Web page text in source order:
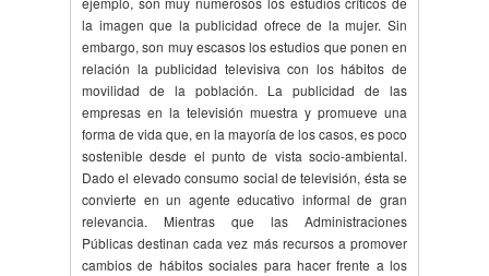
la imagen que la publicidad ofrece de la mujer. Sin
embargo, son muy escasos los estudios que ponen en
relación la publicidad televisiva con los hábitos de
movilidad de la población. La publicidad de las
empresas en la televisión muestra y promueve una
forma de vida que, en la mayoría de los casos, es poco
sostenible desde el punto de vista socio-ambiental.
Dado el elevado consumo social de televisión, ésta se
convierte en un agente educativo informal de gran
relevancia. Mientras que las Administraciones
Públicas destinan cada vez más recursos a promover
cambios de hábitos sociales para hacer frente a los